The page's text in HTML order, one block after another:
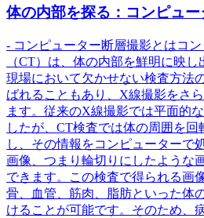
体の内部を探る：コンピュ
- コンピューター断層撮影とはコ
（CT）は、体の内部を鮮明に映
現場において欠かせない検査方法
ばれることもあり、X線撮影をさ
ます。従来のX線撮影では平面的
したが、CT検査では体の周囲を
し、その情報をコンピューターで
画像、つまり輪切りにしたような
できます。この検査で得られる画
骨、血管、筋肉、脂肪といった体
けることが可能です。そのため、